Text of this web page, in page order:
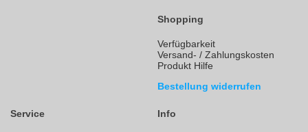
Shopping
Verfügbarkeit
Versand- / Zahlungskosten
Produkt Hilfe
Bestellung widerrufen
Service Info